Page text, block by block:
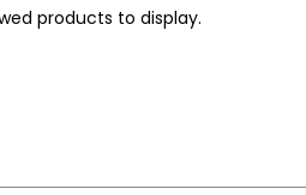
products to display.